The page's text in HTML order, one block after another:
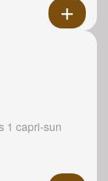
1 capri-sun